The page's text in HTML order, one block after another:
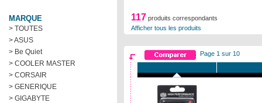
MARQUE
> TOUTES
> ASUS
> Be Quiet
> COOLER MASTER
> CORSAIR
> GENERIQUE
> GIGABYTE
117 produits correspondants
Afficher tous les produits
Page 1 sur 10